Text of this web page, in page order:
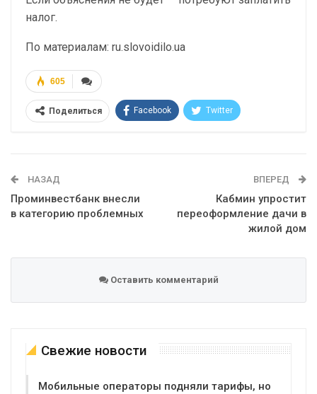
налог.
По материалам: ru.slovoidilo.ua
605
Поделиться Facebook Twitter
НАЗАД
Проминвестбанк внесли
в категорию проблемных
ВПЕРЕД
Кабмин упростит
переоформление дачи в
жилой дом
Оставить комментарий
Свежие новости
Мобильные операторы подняли тарифы, но